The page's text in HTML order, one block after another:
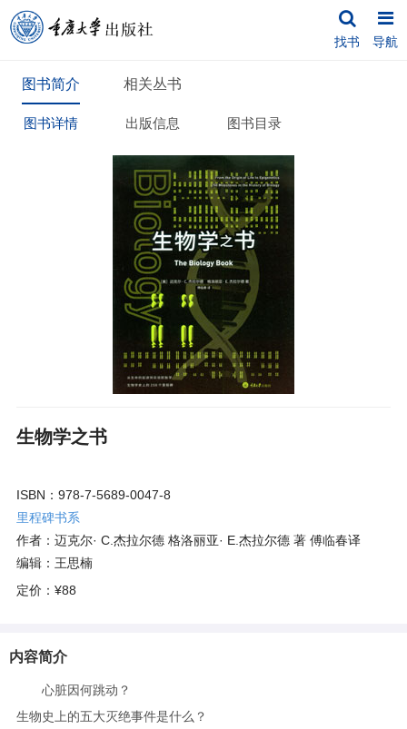
找书 导航
图书简介 相关丛书
图书详情 出版信息 图书目录
生物学之书
ISBN：978-7-5689-0047-8
里程碑书系
作者：迈克尔· C.杰拉尔德 格洛丽亚· E.杰拉尔德 著 傅临春译
编辑：王思楠
定价： ¥88
内容简介
心脏因何跳动？
生物史上的五大灭绝事件是什么？